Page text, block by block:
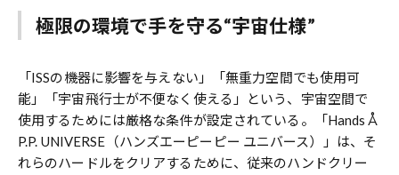
極限の環境で手を守る“宇宙仕様”
「ISSの機器に影響を与えない」「無重力空間でも使用可
能」「宇宙飛行士が不便なく使える」という、宇宙空間で
使用するためには厳格な条件が設定されている。「Hands Å
P.P. UNIVERSE（ハンズエーピーピー ユニバース）」は、そ
れらのハードルをクリアするために、従来のハンドクリー